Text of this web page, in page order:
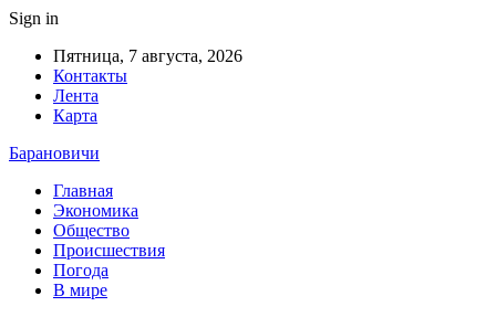
Sign in
Пятница, 7 августа, 2026
Контакты
Лента
Карта
Барановичи
Главная
Экономика
Общество
Происшествия
Погода
В мире